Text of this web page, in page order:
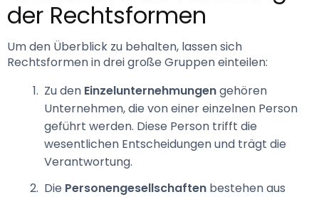
der Rechtsformen
Um den Überblick zu behalten, lassen sich
Rechtsformen in drei große Gruppen einteilen:
Zu den Einzelunternehmungengehören
Unternehmen, die von einer einzelnen Person
geführt werden. Diese Person trifft die
wesentlichen Entscheidungen und trägt die
Verantwortung.
Die Personengesellschaften bestehen aus